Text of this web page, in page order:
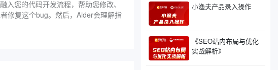
您的代码开发流程，帮助您修改、
修复这个bug。然后，Aider会理解指
小渔夫产品录入操作
《SEO站内布局与优化
实战解析》